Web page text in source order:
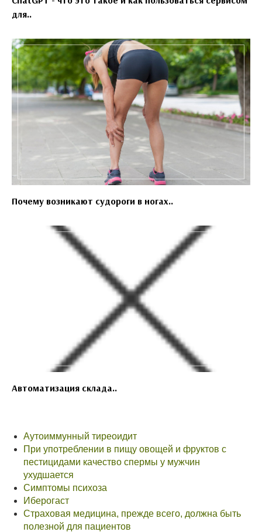
для..
Почему возникают судороги в ногах..
Автоматизация склада..
Аутоиммунный тиреоидит
При употреблении в пищу овощей и фруктов с
пестицидами качество спермы у мужчин
ухудшается
Симптомы психоза
Иберогаст
Страховая медицина, прежде всего, должна быть
полезной для пациентов